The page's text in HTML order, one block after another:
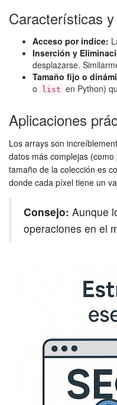
Características
Acceso por índice:
Inserción y
desplazarse.
Tamaño fijo o
o
list en Python)
Aplicaciones
Los arrays son
datos más complejas
tamaño de la colección es
donde cada píxel tiene un
Consejo: Aunque
operaciones en el